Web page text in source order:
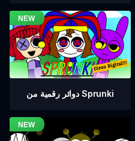
دوائر رقمية من Sprunki